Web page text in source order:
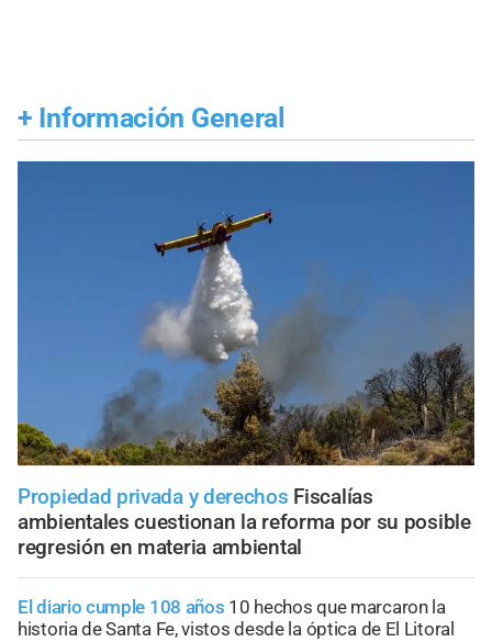
+ Información General
Propiedad privada y derechos Fiscalías
ambientales cuestionan la reforma por su posible
regresión en materia ambiental
El diario cumple 108 años 10 hechos que marcaron la
historia de Santa Fe, vistos desde la óptica de El Litoral